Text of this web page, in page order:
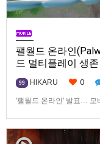
팰월드 온라인
드 멀티플레이 생
99 HIKARU 0
'팰월드 온라인' 발표… 모
인Pocketpair의 정식 라